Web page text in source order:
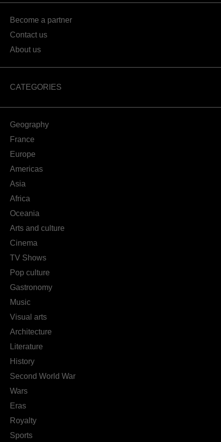
Become a partner
Contact us
About us
CATEGORIES
Geography
France
Europe
Americas
Asia
Africa
Oceania
Arts and culture
Cinema
TV Shows
Pop culture
Gastronomy
Music
Visual arts
Architecture
Literature
History
Second World War
Wars
Eras
Royalty
Sports